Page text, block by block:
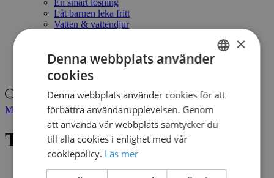
En smart lösning
Låt barnen leka fritt
Vatten & vattendjur
Mitt konto
Produktsökning
Produktsökning
Mitt konto
THREE BELLS NO.1
DANISH
×
Denna webbplats använder
cookies
Denna webbplats använder cookies för att
förbättra användarupplevelsen. Genom
att använda vår webbplats samtycker du
till alla cookies i enlighet med vår
cookiepolicy. Läs mer